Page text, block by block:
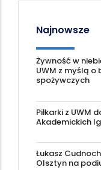
Najnowsze
Żywność w
UWM z myślą
spożywczych
Piłkarki z UWM
Akademickich
Łukasz
Olsztyn na